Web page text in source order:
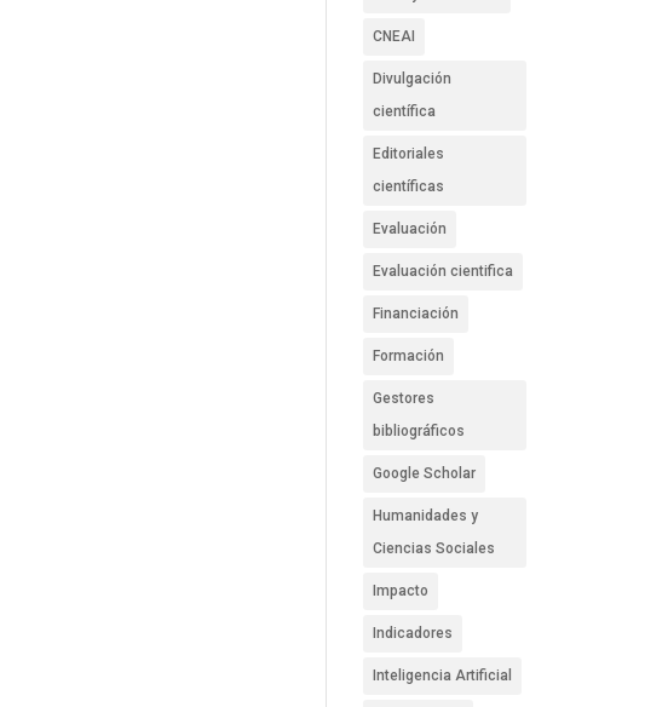
CNEAI
Divulgación
científica
Editoriales
científicas
Evaluación
Evaluación cientifica
Financiación
Formación
Gestores
bibliográficos
Google Scholar
Humanidades y
Ciencias Sociales
Impacto
Indicadores
Inteligencia Artificial